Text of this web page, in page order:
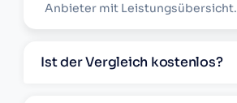
Anbieter mit Leistungsübersicht.
Ist der Vergleich kostenlos?